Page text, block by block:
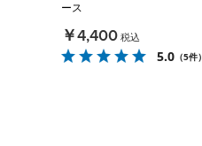
ース
￥4,400税込
5.0 （5件）